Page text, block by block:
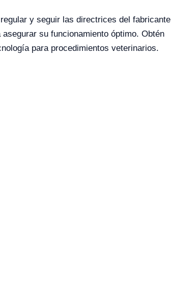
y seguir las directrices del fabricante
su funcionamiento óptimo. Obtén
para procedimientos veterinarios.